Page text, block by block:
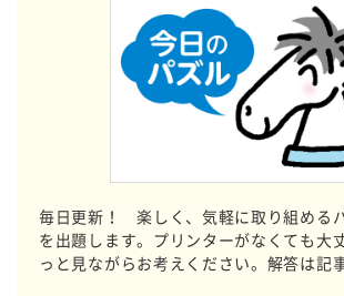
毎日更新！ 楽しく、気軽に取り組める
を出題します。プリンターがなくても大
っと見ながらお考えください。解答は記